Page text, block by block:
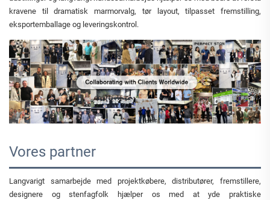
kravene til dramatisk marmorvalg, tør layout, tilpasset fremstilling,
eksportemballage og leveringskontrol.
Vores partner
Langvarigt samarbejde med projektkøbere, distributører, fremstillere,
designere og stenfagfolk hjælper os med at yde praktiske